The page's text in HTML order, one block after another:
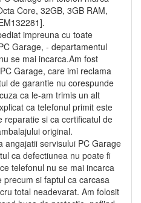
Core, 32GB, 3GB RAM,
impreuna cu toate
Garage, - departamentul
se mai incarca.Am fost
Garage, care imi reclama
de garantie nu corespunde
ca le-am trimis un alt
ca telefonul primit este
reparatie si ca certificatul de
original.
angajatii servisului PC Garage
ca defectiunea nu poate fi
telefonul nu se mai incarca
si faptul ca carcasa
total neadevarat. Am folosit